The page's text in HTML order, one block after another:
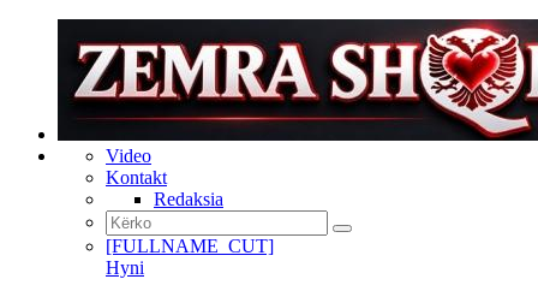
Video
Kontakt
Redaksia
[FULLNAME_CUT]
Hyni